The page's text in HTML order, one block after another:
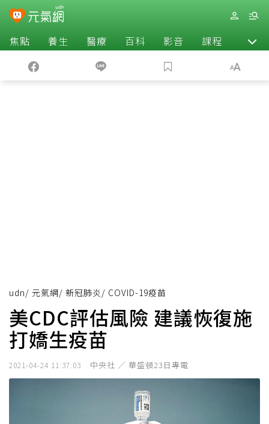
焦點 養生 醫療 百科 影音 課程 退休
udn/ 元氣網/ 新冠肺炎 / COVID-19疫苗
美CDC評估風險 建議恢復施
打嬌生疫苗
2021-04-24 11:37:03 中央社 ／ 華盛頓23日專電